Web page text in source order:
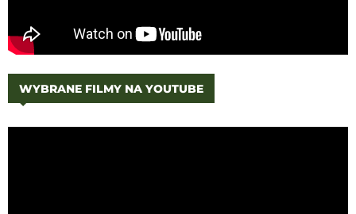
WYBRANE FILMY NA YOUTUBE